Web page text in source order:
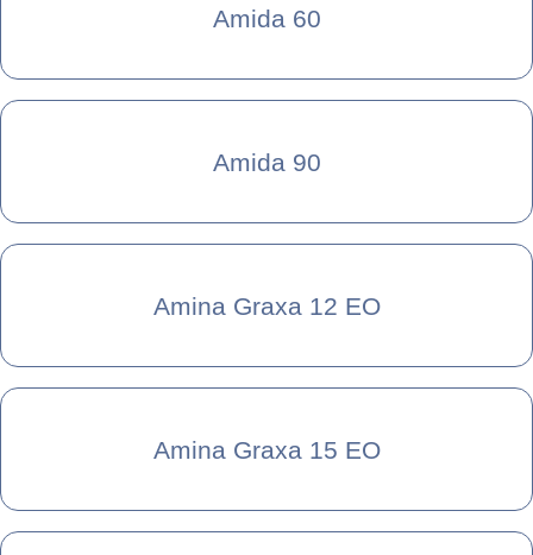
Amida 60
Amida 90
Amina Graxa 12 EO
Amina Graxa 15 EO